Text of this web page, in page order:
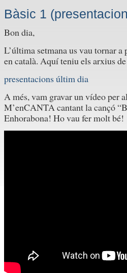
Bàsic 1
Bon dia,
L’última setmana us vau tornar
en català. Aquí teniu els arxius
presentacions últim dia
A més, vam gravar un vídeo per
M’enCANTA cantant la cançó
Enhorabona! Ho vau fer molt bé!